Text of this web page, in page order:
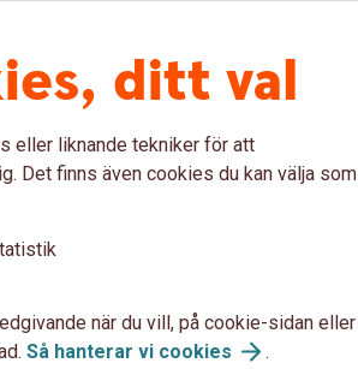
innebär att
det nominella
Detta oavsett
den bolagskorg
på förhand till
kan sänka
ditt val
eller liknande tekniker för att
Det finns även cookies du kan välja som
när du vill, på cookie-sidan eller
Så hanterar vi cookies .